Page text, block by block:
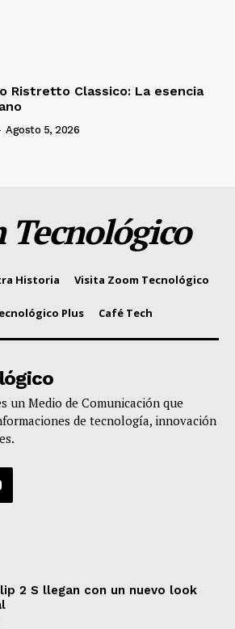
Ristretto Classico: La esencia
Agosto 5, 2026
Tecnológico
Historia Visita Zoom Tecnológico
Plus Café Tech
un Medio de Comunicación que
de tecnología, innovación
2 S llegan con un nuevo look